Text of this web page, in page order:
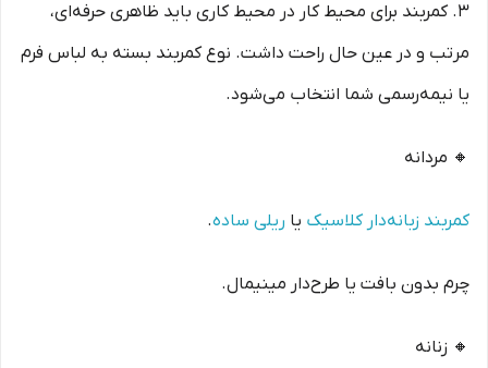
۳. کمربند برای محیط کار در محیط کاری باید ظاهری حرفه‌ای،
مرتب و در عین حال راحت داشت. نوع کمربند بسته به لباس فرم
یا نیمه‌رسمی شما انتخاب می‌شود.
🔸 مردانه
کمربند زبانه‌دار کلاسیک یا ریلی ساده.
چرم بدون بافت یا طرح‌دار مینیمال.
🔸 زنانه